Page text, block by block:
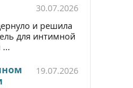
30.07.2026
и решила
для интимной
...
19.07.2026